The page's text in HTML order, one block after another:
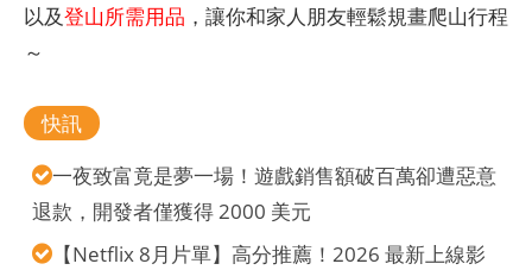
以及登山所需用品 ，讓你和家人朋友輕鬆規畫爬山行程
～
快訊
一夜致富竟是夢一場！遊戲銷售額破百萬卻遭惡意
退款，開發者僅獲得 2000 美元
【Netflix 8月片單】高分推薦！2026 最新上線影